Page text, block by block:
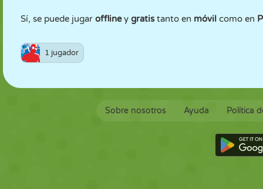
Sí, se puede jugar offliney gratistanto en móvil como en
1 jugador
Sobre nosotros Ayuda Política